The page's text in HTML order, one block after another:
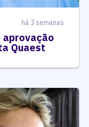
há 3 semanas
aprovação
Quaest